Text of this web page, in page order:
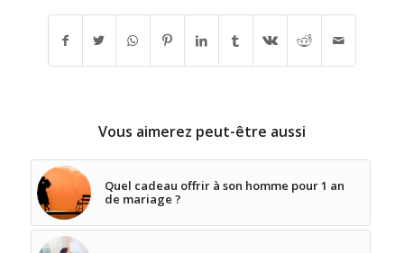
Vous aimerez peut-être aussi
Quel cadeau offrir à son homme pour 1 an
de mariage ?